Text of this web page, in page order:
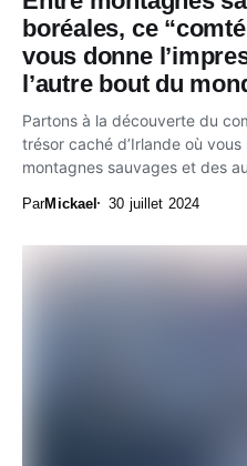
boréales, ce
vous donne
l’autre bout du
Partons à la découverte du
trésor caché d’Irlande où
montagnes sauvages et des
ParMickael 30 juillet 2024